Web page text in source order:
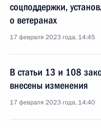
соцподдержки,
о ветеранах
17 февраля 2023 года, 14:45
В статьи 13 и 108
внесены изменения
17 февраля 2023 года, 14:40